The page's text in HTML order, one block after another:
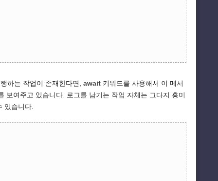
하는 작업이 존재한다면, await 키워드를 사용해서 이 메서
보여주고 있습니다. 로그를 남기는 작업 자체는 그다지 흥미
있습니다.